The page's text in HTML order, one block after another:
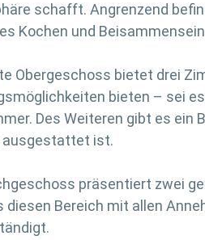
schafft. Angrenzend
Kochen und
Obergeschoss bietet drei
bieten – sei
Des Weiteren gibt es ein
ausgestattet ist.
präsentiert zwei
diesen Bereich mit allen